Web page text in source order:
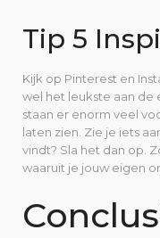
Tip 5
Kijk op Pinterest en
wel het leukste aan de
staan er enorm veel
laten zien. Zie je iets
vindt? Sla het dan op.
waaruit je jouw eigen